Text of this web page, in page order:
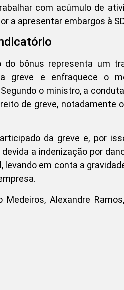
com acúmulo de
a apresentar embargos à
do bônus representa um
greve e enfraquece o
o ministro, a
de greve, notadamente
da greve e, por
a indenização por
em conta a
Alexandre